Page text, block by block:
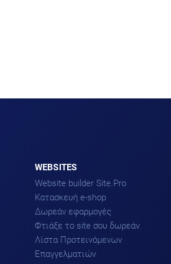
WEBSITES
Website builder Site.Pro
Kατασκευή e-shop
Δωρεάν εφαρμογές
Φτιάξε το site σου δωρεάν
Λίστα Προτεινόμενων
Επαγγελματιών